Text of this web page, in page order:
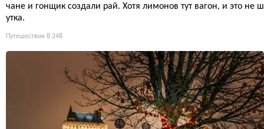
чане и гонщик создали рай. Хотя лимонов тут вагон, и это не ш
утка.
Путешествия 8 248